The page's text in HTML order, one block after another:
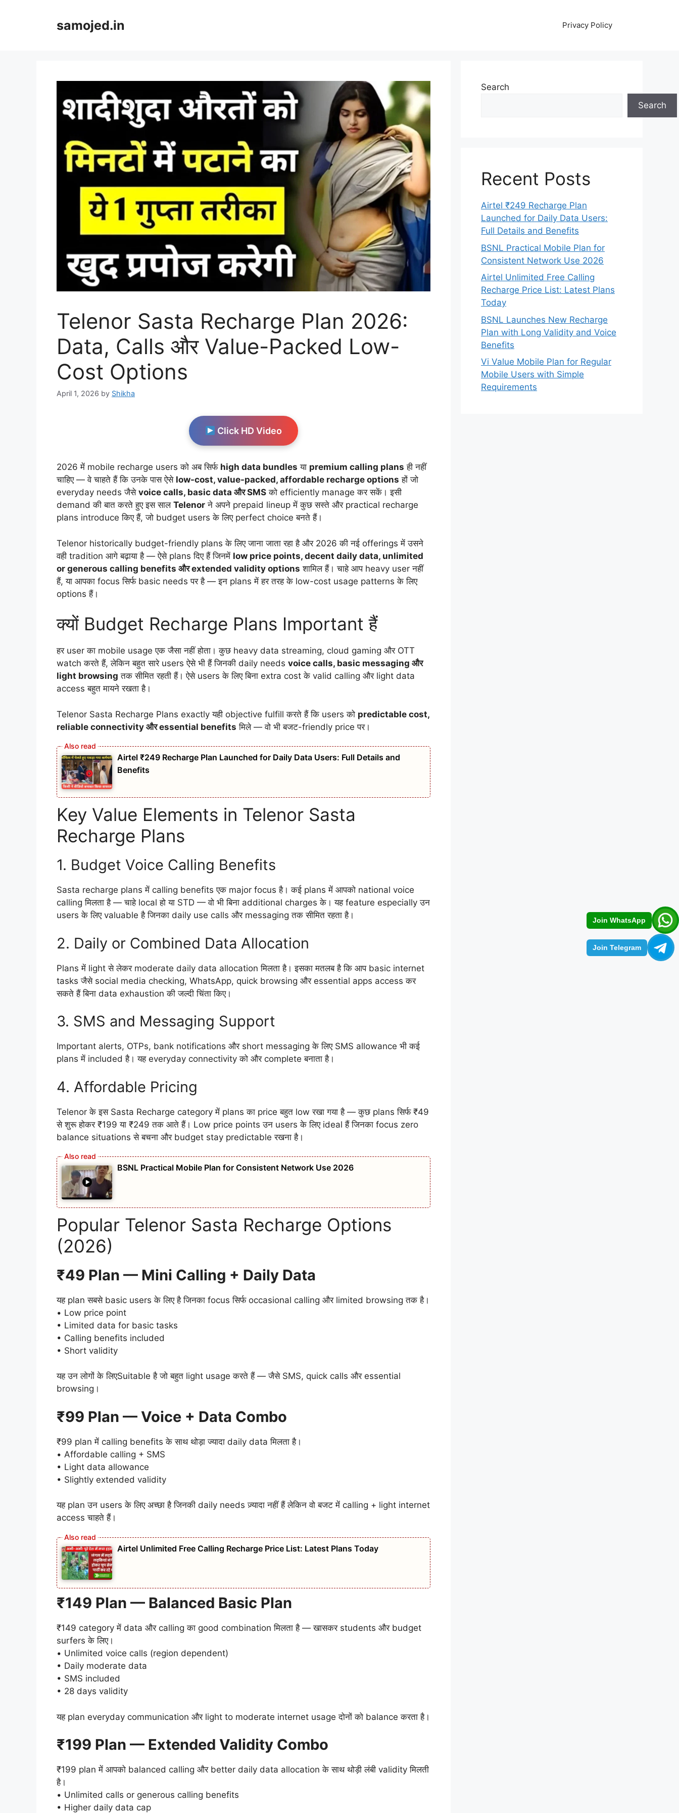
Join WhatsApp
Join Telegram
samojed.in Privacy Policy
Telenor Sasta Recharge Plan 2026:
Data, Calls और Value-Packed Low-
Cost Options
April 1, 2026 by Shikha
Click HD Video
2026 में mobile recharge users को अब सिर्फ high data bundles या premium calling plans ही नहीं
चाहिए — वे चाहते हैं कि उनके पास ऐसे low-cost, value-packed, affordable recharge options हों जो
everyday needs जैसे voice calls, basic data और SMS को efficiently manage कर सकें। इसी
demand की बात करते हुए इस साल Telenor ने अपने prepaid lineup में कुछ सस्ते और practical recharge
plans introduce किए हैं, जो budget users के लिए perfect choice बनते हैं।
Telenor historically budget-friendly plans के लिए जाना जाता रहा है और 2026 की नई offerings में उसने
वही tradition आगे बढ़ाया है — ऐसे plans दिए हैं जिनमें low price points, decent daily data, unlimited
or generous calling benefits और extended validity options शामिल हैं। चाहे आप heavy user नहीं
हैं, या आपका focus सिर्फ basic needs पर है — इन plans में हर तरह के low-cost usage patterns के लिए
options हैं।
क्यों Budget Recharge Plans Important हैं
हर user का mobile usage एक जैसा नहीं होता। कुछ heavy data streaming, cloud gaming और OTT
watch करते हैं, लेकिन बहुत सारे users ऐसे भी हैं जिनकी daily needs voice calls, basic messaging और
light browsing तक सीमित रहती हैं। ऐसे users के लिए बिना extra cost के valid calling और light data
access बहुत मायने रखता है।
Telenor Sasta Recharge Plans exactly यही objective fulfill करते हैं कि users को predictable cost,
reliable connectivity और essential benefits मिले — वो भी बजट-friendly price पर।
Airtel ₹249 Recharge Plan Launched for Daily Data Users: Full Details and
Benefits
Key Value Elements in Telenor Sasta
Recharge Plans
1. Budget Voice Calling Benefits
Sasta recharge plans में calling benefits एक major focus है। कई plans में आपको national voice
calling मिलता है — चाहे local हो या STD — वो भी बिना additional charges के। यह feature especially उन
users के लिए valuable है जिनका daily use calls और messaging तक सीमित रहता है।
2. Daily or Combined Data Allocation
Plans में light से लेकर moderate daily data allocation मिलता है। इसका मतलब है कि आप basic internet
tasks जैसे social media checking, WhatsApp, quick browsing और essential apps access कर
सकते हैं बिना data exhaustion की जल्दी चिंता किए।
3. SMS and Messaging Support
Important alerts, OTPs, bank notifications और short messaging के लिए SMS allowance भी कई
plans में included है। यह everyday connectivity को और complete बनाता है।
4. Affordable Pricing
Telenor के इस Sasta Recharge category में plans का price बहुत low रखा गया है — कुछ plans सिर्फ ₹49
से शुरू होकर ₹199 या ₹249 तक आते हैं। Low price points उन users के लिए ideal हैं जिनका focus zero
balance situations से बचना और budget stay predictable रखना है।
BSNL Practical Mobile Plan for Consistent Network Use 2026
Popular Telenor Sasta Recharge Options
(2026)
₹49 Plan — Mini Calling + Daily Data
यह plan सबसे basic users के लिए है जिनका focus सिर्फ occasional calling और limited browsing तक है।
• Low price point
• Limited data for basic tasks
• Calling benefits included
• Short validity
यह उन लोगों के लिएSuitable है जो बहुत light usage करते हैं — जैसे SMS, quick calls और essential
browsing।
₹99 Plan — Voice + Data Combo
₹99 plan में calling benefits के साथ थोड़ा ज्यादा daily data मिलता है।
• Affordable calling + SMS
• Light data allowance
• Slightly extended validity
यह plan उन users के लिए अच्छा है जिनकी daily needs ज़्यादा नहीं हैं लेकिन वो बजट में calling + light internet
access चाहते हैं।
Airtel Unlimited Free Calling Recharge Price List: Latest Plans Today
₹149 Plan — Balanced Basic Plan
₹149 category में data और calling का good combination मिलता है — खासकर students और budget
surfers के लिए।
• Unlimited voice calls (region dependent)
• Daily moderate data
• SMS included
• 28 days validity
यह plan everyday communication और light to moderate internet usage दोनों को balance करता है।
₹199 Plan — Extended Validity Combo
₹199 plan में आपको balanced calling और better daily data allocation के साथ थोड़ी लंबी validity मिलती
है।
• Unlimited calls or generous calling benefits
• Higher daily data cap
Search
Search
Recent Posts
Airtel ₹249 Recharge Plan
Launched for Daily Data Users:
Full Details and Benefits
BSNL Practical Mobile Plan for
Consistent Network Use 2026
Airtel Unlimited Free Calling
Recharge Price List: Latest Plans
Today
BSNL Launches New Recharge
Plan with Long Validity and Voice
Benefits
Vi Value Mobile Plan for Regular
Mobile Users with Simple
Requirements